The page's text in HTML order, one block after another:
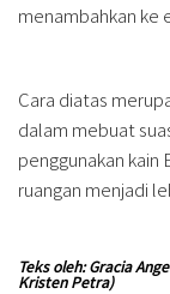
menambahkan ke
Cara diatas
dalam mebuat
penggunakan kain
ruangan menjadi
Teks oleh: Gracia
Kristen Petra)